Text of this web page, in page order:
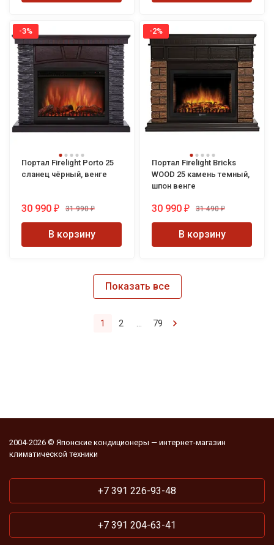
-3%
Портал Firelight Porto 25
сланец чёрный, венге
30 990 ₽ 31 990 ₽
В корзину
-2%
Портал Firelight Bricks
WOOD 25 камень темный,
шпон венге
30 990 ₽ 31 490 ₽
В корзину
Показать все
1 2 ... 79
2004-2026 © Японские кондиционеры — интернет-магазин
климатической техники
+7 391 226-93-48
+7 391 204-63-41